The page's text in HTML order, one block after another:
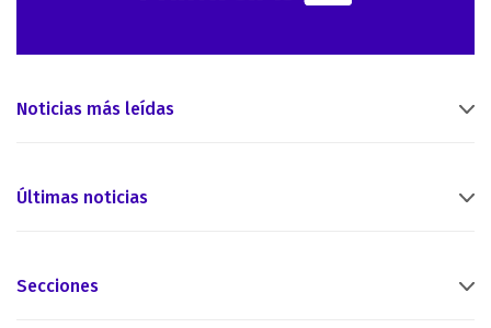
Noticias más leídas
Últimas noticias
Secciones